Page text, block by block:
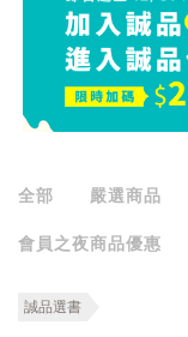
全部 嚴選商品
會員之夜商品優惠
誠品選書